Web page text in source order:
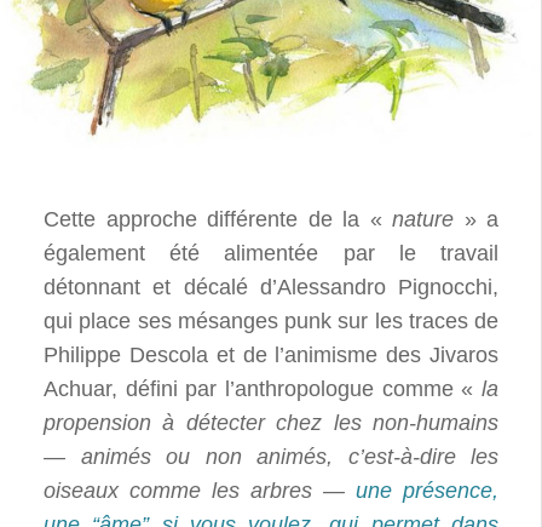
Cette approche différente de la « nature » a
également été alimentée par le travail
détonnant et décalé d’Alessandro Pignocchi,
qui place ses mésanges punk sur les traces de
Philippe Descola et de l’animisme des Jivaros
Achuar, défini par l’anthropologue comme « la
propension à détecter chez les non-humains
— animés ou non animés, c’est-à-dire les
oiseaux comme les arbres — une présence,